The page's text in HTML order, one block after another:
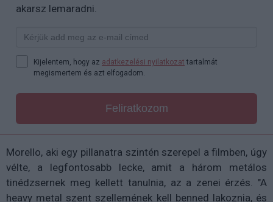
akarsz lemaradni.
Kijelentem, hogy az adatkezelési nyilatkozat tartalmát
megismertem és azt elfogadom.
Feliratkozom
Morello, aki egy pillanatra szintén szerepel a filmben, úgy
vélte, a legfontosabb lecke, amit a három metálos
tinédzsernek meg kellett tanulnia, az a zenei érzés. "A
heavy metal szent szellemének kell benned lakoznia, és